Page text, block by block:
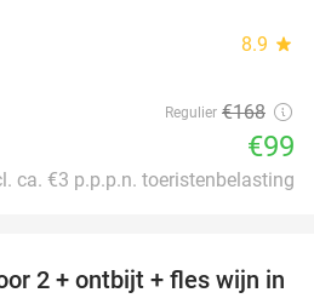
8.9 star
Regulier €168
€99
ca. €3 p.p.p.n. toeristenbelasting
55%
2 + ontbijt + fles wijn in